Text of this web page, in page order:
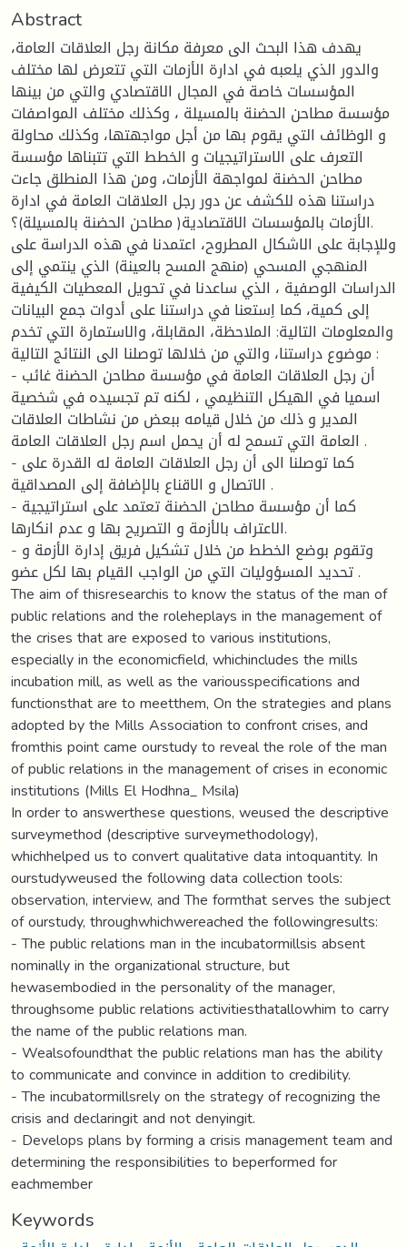
Abstract
يهدف هذا البحث الى معرفة مكانة رجل العلاقات العامة،
والدور الذي يلعبه في ادارة الأزمات التي تتعرض لها مختلف
المؤسسات خاصة في المجال الاقتصادي والتي من بينها
مؤسسة مطاحن الحضنة بالمسيلة ، وكذلك مختلف المواصفات
و الوظائف التي يقوم بها من أجل مواجهتها، وكذلك محاولة
التعرف على الاستراتيجيات و الخطط التي تتبناها مؤسسة
مطاحن الحضنة لمواجهة الأزمات، ومن هذا المنطلق جاءت
دراستنا هذه للكشف عن دور رجل العلاقات العامة في ادارة
الأزمات بالمؤسسات الاقتصادية( مطاحن الحضنة بالمسيلة)؟.
وللإجابة على الاشكال المطروح، اعتمدنا في هذه الدراسة على
المنهجي المسحي (منهج المسح بالعينة) الذي ينتمي إلى
الدراسات الوصفية ، الذي ساعدنا في تحويل المعطيات الكيفية
إلى كمية، كما اِستعنا في دراستنا على أدوات جمع البيانات
والمعلومات التالية: الملاحظة، المقابلة، والاستمارة التي تخدم
موضوع دراستنا، والتي من خلالها توصلنا الى النتائج التالية :
- أن رجل العلاقات العامة في مؤسسة مطاحن الحضنة غائب
اسميا في الهيكل التنظيمي ، لكنه تم تجسيده في شخصية
المدير و ذلك من خلال قيامه ببعض من نشاطات العلاقات
العامة التي تسمح له أن يحمل اسم رجل العلاقات العامة .
- كما توصلنا الى أن رجل العلاقات العامة له القدرة على
الاتصال و الاقناع بالإضافة إلى المصداقية .
- كما أن مؤسسة مطاحن الحضنة تعتمد على استراتيجية
الاعتراف بالأزمة و التصريح بها و عدم انكارها.
- وتقوم بوضع الخطط من خلال تشكيل فريق إدارة الأزمة و
تحديد المسؤوليات التي من الواجب القيام بها لكل عضو .
The aim of thisresearchis to know the status of the man of
public relations and the roleheplays in the management of
the crises that are exposed to various institutions,
especially in the economicfield, whichincludes the mills
incubation mill, as well as the variousspecifications and
functionsthat are to meetthem, On the strategies and plans
adopted by the Mills Association to confront crises, and
fromthis point came ourstudy to reveal the role of the man
of public relations in the management of crises in economic
institutions (Mills El Hodhna_ Msila)
In order to answerthese questions, weused the descriptive
surveymethod (descriptive surveymethodology),
whichhelped us to convert qualitative data intoquantity. In
ourstudyweused the following data collection tools:
observation, interview, and The formthat serves the subject
of ourstudy, throughwhichwereached the followingresults:
- The public relations man in the incubatormillsis absent
nominally in the organizational structure, but
hewasembodied in the personality of the manager,
throughsome public relations activitiesthatallowhim to carry
the name of the public relations man.
- Wealsofoundthat the public relations man has the ability
to communicate and convince in addition to credibility.
- The incubatormillsrely on the strategy of recognizing the
crisis and declaringit and not denyingit.
- Develops plans by forming a crisis management team and
determining the responsibilities to beperformed for
eachmember
Keywords